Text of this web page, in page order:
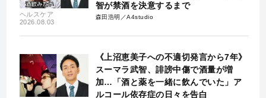
ヘルスケア
2026.08.03
智が禁酒を決意するまで
森田浩明／A4studio
《上沼恵美子への不適切発言から7年》
スーマラ武智、誹謗中傷で酒量が増
加…「酒と薬を一緒に飲んでいた」ア
ルコール依存症の日々を告白